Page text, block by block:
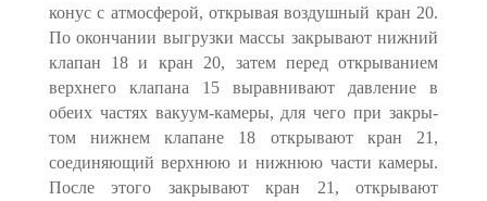
конус с атмосферой, открывая воздушный кран 20.
По окончании выгрузки массы закрывают нижний
клапан 18 и кран 20, затем перед открыванием
верхнего клапана 15 выравнивают давление в
обеих частях вакуум-камеры, для чего при закры­
том нижнем клапане 18 открывают кран 21,
соединяющий верхнюю и ниж­нюю части камеры.
После этого закрывают кран 21, открывают